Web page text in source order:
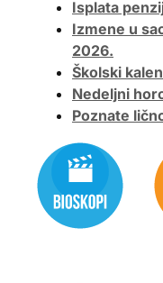
Isplata
Izmene u
2026.
Školski
Nedeljni
Poznate